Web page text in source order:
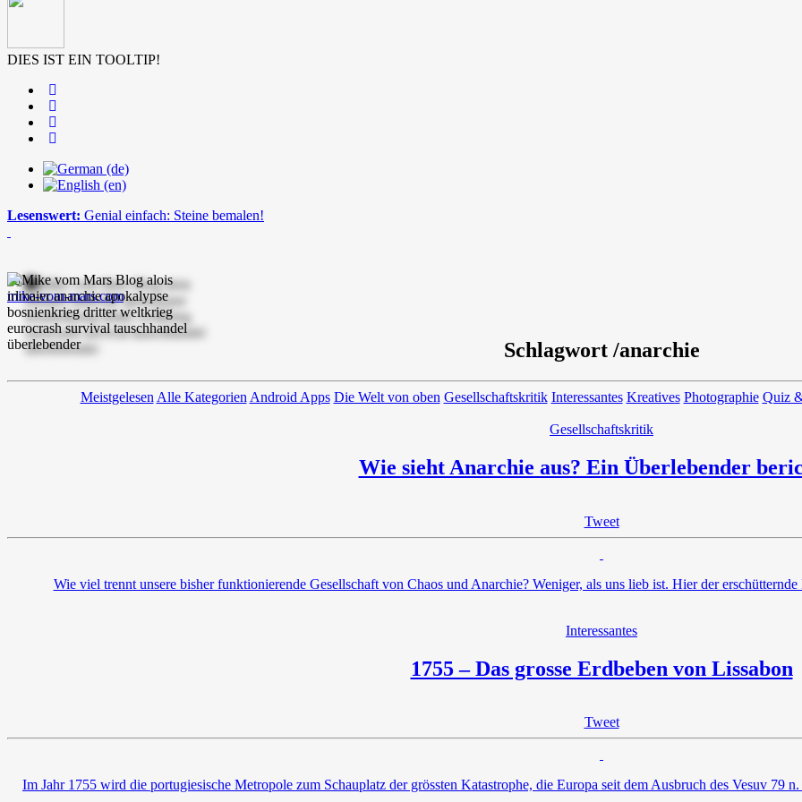
DIES IST EIN TOOLTIP!
Lesenswert: Genial einfach: Steine bemalen!
mike-vom-mars.com
Schlagwort /anarchie
Meistgelesen Alle Kategorien Android Apps Die Welt von oben Gesellschaftskritik Interessantes Kreatives Photographie Quiz
Gesellschaftskritik
Wie sieht Anarchie aus? Ein Überlebender
Tweet
Wie viel trennt unsere bisher funktionierende Gesellschaft von Chaos und Anarchie? Weniger, als uns lieb ist. Hier der
Interessantes
1755 – Das grosse Erdbeben von Lissabon
Tweet
Im Jahr 1755 wird die portugiesische Metropole zum Schauplatz der grössten Katastrophe, die Europa seit dem Ausbruch des Vesuv 79